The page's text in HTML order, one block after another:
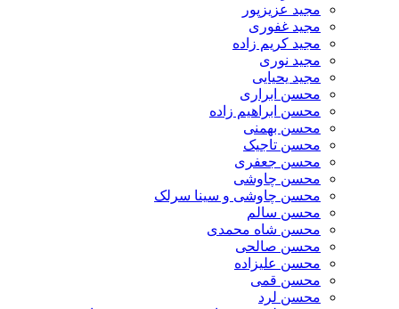
مجید عزیزپور
مجید غفوری
مجید کریم زاده
مجید نوری
مجید یحیایی
محسن ابراری
محسن ابراهیم زاده
محسن بهمنی
محسن تاجیک
محسن جعفری
محسن چاوشی
محسن چاوشی و سینا سرلک
محسن سالم
محسن شاه محمدی
محسن صالحی
محسن علیزاده
محسن قمی
محسن لرد